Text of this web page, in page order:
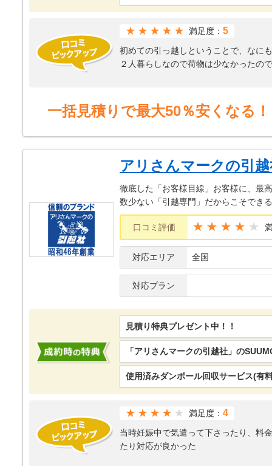
★★★★★ 満足度： 5
初めての引っ越しということで、なに
２人暮らしなので荷物は少なかったの
越しセンターが安価だったので決定。
営業の方に直接来てもらい詳細な見
り。なんの心配もなく大型家電を梱
で下ろしたのだった。
引っ越し先に到着してからも3階の階
の場所へ大型家電を配置してくださっ
対、態度、振る舞い、反応。
それはなんの不満のないものだった。
また引っ越しをする時は今度も同じ某
様々なものが値上がりし、引っ越し
の接し方というプラスαの価値という
一括見積りで最大50％安くなる！
アリさんマークの引
徹底した「お客様目線」お客様に、最
数少ない「引越専門」だからこそでき
口コミ評価 ★★★★
対応エリア 全国
対応プラン
見積り特典プレゼント中！！
「アリさんマークの引越社」の
使用済みダンボール回収サービス(有
★★★★ 満足度： 4
当時妊娠中で気遣って下さったり、料
たり対応が良かった